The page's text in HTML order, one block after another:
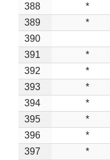
388
*
389
*
390
391
*
392
*
393
*
394
*
395
*
396
*
397
*